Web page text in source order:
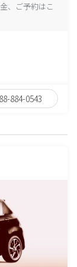
、ご予約はこ
884-0543